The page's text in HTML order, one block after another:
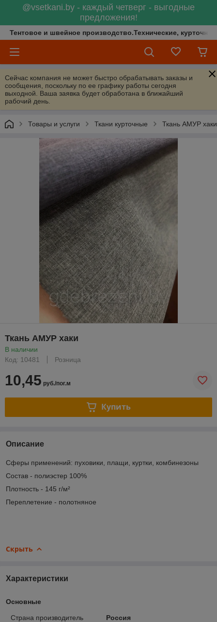
@vsetkani.by - каждый четверг - выгодные
предложения!
Тентовое и швейное производство.Технические,
Сейчас компания не может быстро обрабатывать заказы и
сообщения, поскольку по ее графику работы сегодня
выходной. Ваша заявка будет обработана в ближайший
рабочий день.
Товары и услуги Ткани курточные Ткань АМУР хаки
Ткань АМУР хаки
В наличии
Код: 10481
Розница
10,45 руб./пог.м
Купить
Описание
Сферы применений: пуховики, плащи, куртки, комбинезоны
Состав - полиэстер 100%
Плотность - 145 г/м²
Переплетение - полотняное
Скрыть
Характеристики
Основные
Страна производитель
Россия